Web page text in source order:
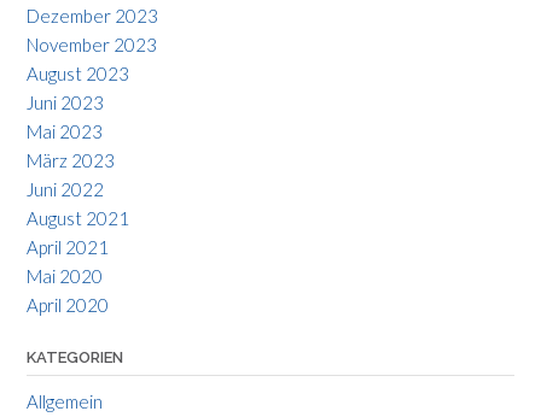
Dezember 2023
November 2023
August 2023
Juni 2023
Mai 2023
März 2023
Juni 2022
August 2021
April 2021
Mai 2020
April 2020
KATEGORIEN
Allgemein